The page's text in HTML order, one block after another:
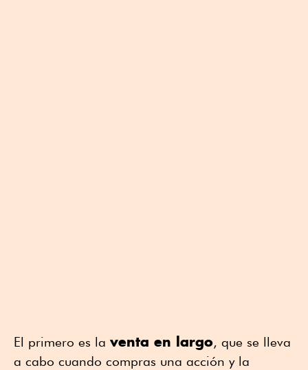
El primero es la venta en largo, que se lleva
a cabo cuando compras una acción y la